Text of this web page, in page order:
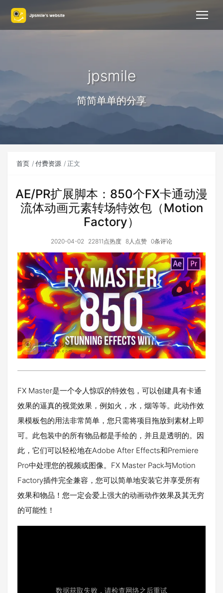
jpsmile
简简单单的分享
首页 付费资源 正文
AE/PR扩展脚本：850个FX卡通动漫
流体动画元素转场特效包（Motion
Factory）
2020-04-02 22811点热度 8人点赞 0条评论
FX Master是一个令人惊叹的特效包，可以创建具有卡通
效果的逼真的视觉效果，例如火，水，烟等等。此动作效
果模板包的用法非常简单，您只需将项目拖放到素材上即
可。此包装中的所有物品都是手绘的，并且是透明的。因
此，它们可以轻松地在Adobe After Effects和Premiere
Pro中处理您的视频或图像。FX Master Pack与Motion
Factory插件完全兼容，您可以简单地安装它并享受所有
效果和物品！您一定会爱上强大的动画动作效果及其无穷
的可能性！